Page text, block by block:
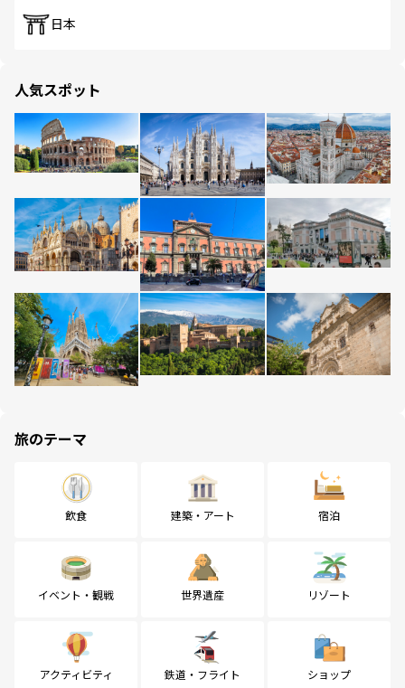
日本
人気スポット
旅のテーマ
飲食 建築・アート 宿泊
イベント・観戦 世界遺産 リゾート
アクティビティ 鉄道・フライト ショップ